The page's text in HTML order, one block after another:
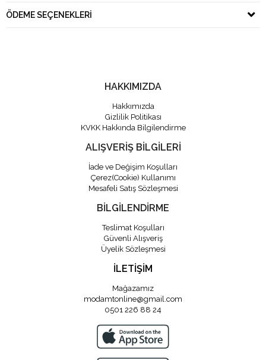
ÖDEME SEÇENEKLERI
HAKKIMIZDA
Hakkımızda
Gizlilik Politikası
KVKK Hakkında Bilgilendirme
ALIŞVERİŞ BİLGİLERİ
İade ve Değişim Koşulları
Çerez(Cookie) Kullanımı
Mesafeli Satış Sözleşmesi
BİLGİLENDİRME
Teslimat Koşulları
Güvenli Alışveriş
Üyelik Sözleşmesi
İLETİŞİM
Mağazamız
modamtonline@gmail.com
0501 226 88 24